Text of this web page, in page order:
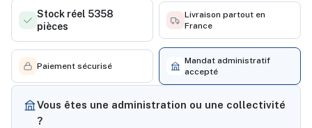
Stock réel 5358
pièces
Livraison partout en
France
Paiement sécurisé
Mandat administratif
accepté
Vous êtes une administration ou une collectivité
?